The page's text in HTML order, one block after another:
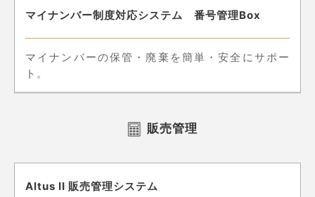
マイナンバー制度対応システム 番号管理Box
マイナンバーの保管・廃棄を簡単・安全にサポー
ト。
販売管理
Altus II 販売管理システム